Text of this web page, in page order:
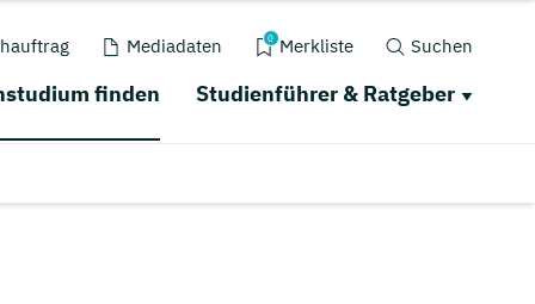
Mediadaten 0 Merkliste Suchen
finden Studienführer & Ratgeber